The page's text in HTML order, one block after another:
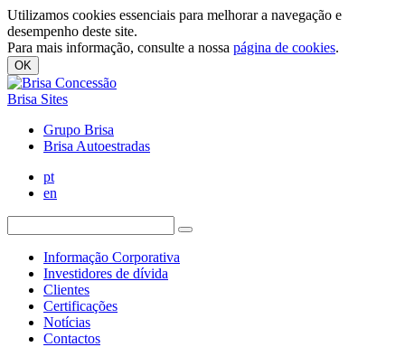
Utilizamos cookies essenciais para melhorar a navegação e
desempenho deste site.
Para mais informação, consulte a nossa página de cookies.
OK
Brisa Sites
Grupo Brisa
Brisa Autoestradas
pt
en
Informação Corporativa
Investidores de dívida
Clientes
Certificações
Notícias
Contactos